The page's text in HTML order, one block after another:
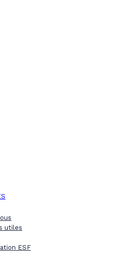
utiles
ESF